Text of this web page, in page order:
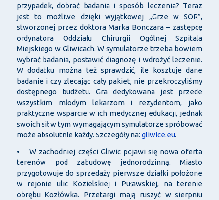
przypadek, dobrać badania i sposób leczenia? Teraz
jest to możliwe dzięki wyjątkowej „Grze w SOR”,
stworzonej przez doktora Marka Bonczara – zastępcę
ordynatora Oddziału Chirurgii Ogólnej Szpitala
Miejskiego w Gliwicach. W symulatorze trzeba bowiem
wybrać badania, postawić diagnozę i wdrożyć leczenie.
W dodatku można też sprawdzić, ile kosztuje dane
badanie i czy zlecając cały pakiet, nie przekroczyliśmy
dostępnego budżetu. Gra dedykowana jest przede
wszystkim młodym lekarzom i rezydentom, jako
praktyczne wsparcie w ich medycznej edukacji, jednak
swoich sił w tym wymagającym symulatorze spróbować
może absolutnie każdy. Szczegóły na: gliwice.eu.
• W zachodniej części Gliwic pojawi się nowa oferta
terenów pod zabudowę jednorodzinną. Miasto
przygotowuje do sprzedaży pierwsze działki położone
w rejonie ulic Kozielskiej i Puławskiej, na terenie
obrębu Kozłówka. Przetargi mają ruszyć w sierpniu